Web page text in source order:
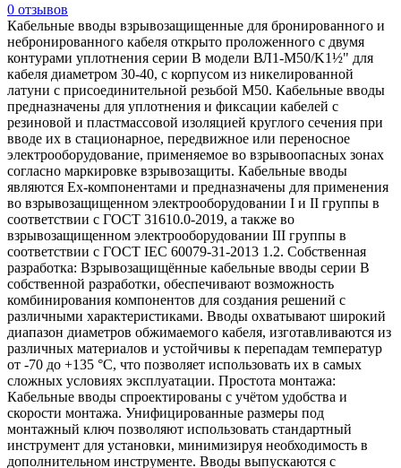
0 отзывов
Кабельные вводы взрывозащищенные для бронированного и
небронированного кабеля открыто проложенного с двумя
контурами уплотнения серии В модели ВЛ1-М50/K1½" для
кабеля диаметром 30-40, с корпусом из никелированной
латуни с присоединительной резьбой М50. Кабельные вводы
предназначены для уплотнения и фиксации кабелей с
резиновой и пластмассовой изоляцией круглого сечения при
вводе их в стационарное, передвижное или переносное
электрооборудование, применяемое во взрывоопасных зонах
согласно маркировке взрывозащиты. Кабельные вводы
являются Ех-компонентами и предназначены для применения
во взрывозащищенном электрооборудовании I и II группы в
соответствии с ГОСТ 31610.0-2019, а также во
взрывозащищенном электрооборудовании III группы в
соответствии с ГОСТ IEC 60079-31-2013 1.2. Собственная
разработка: Взрывозащищённые кабельные вводы серии В
собственной разработки, обеспечивают возможность
комбинирования компонентов для создания решений с
различными характеристиками. Вводы охватывают широкий
диапазон диаметров обжимаемого кабеля, изготавливаются из
различных материалов и устойчивы к перепадам температур
от -70 до +135 °C, что позволяет использовать их в самых
сложных условиях эксплуатации. Простота монтажа:
Кабельные вводы спроектированы с учётом удобства и
скорости монтажа. Унифицированные размеры под
монтажный ключ позволяют использовать стандартный
инструмент для установки, минимизируя необходимость в
дополнительном инструменте. Вводы выпускаются с